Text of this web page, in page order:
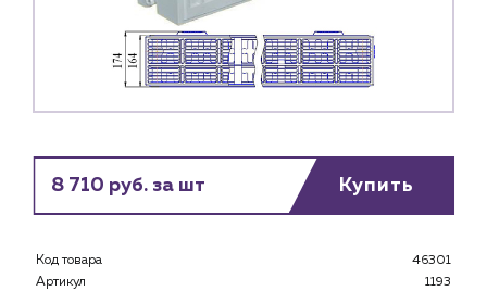
8 710 руб. за шт Купить
Код товара
46301
Артикул
1193